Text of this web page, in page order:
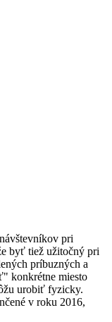
pri
byť tiež užitočný pri
príbuzných a
konkrétne miesto
urobiť fyzicky.
v roku 2016,